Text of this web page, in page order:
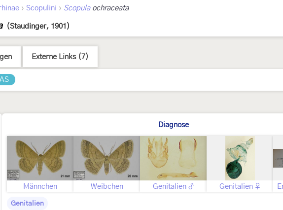
› Scopulini › Scopulaochraceata
(Staudinger, 1901)
Externe Links (7)
AS
Diagnose
Männchen Weibchen Genitalien ♂ Genitalien ♀
Genitalien